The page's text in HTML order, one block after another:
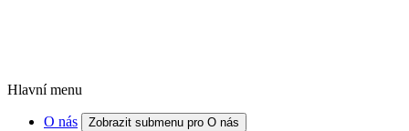
Hlavní menu
O nás Zobrazit submenu pro O nás